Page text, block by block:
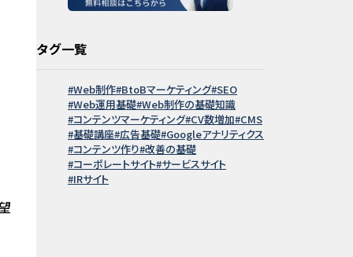
タグ一覧
Web制作 BtoBマーケティング SEO
Web運用基礎 Web制作の基礎知識
コンテンツマーケティング CV数増加 CMS
基礎講座 広告基礎 Googleアナリティクス
コンテンツ作り 改善の基礎
コーポレートサイト サービスサイト
IRサイト